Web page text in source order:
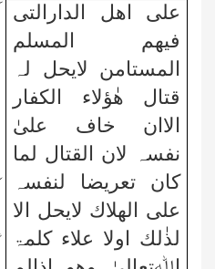
علی اھل الدارالتی
فیھم المسلم
المستامن لایحل لہ
قتال ھٰؤلاء الکفار
الاان خاف علیٰ
نفسہ لان القتال لما
کان تعریضا لنفسہ
علی الھلاك لایحل الا
لذٰلك اولا علاء کلمۃ